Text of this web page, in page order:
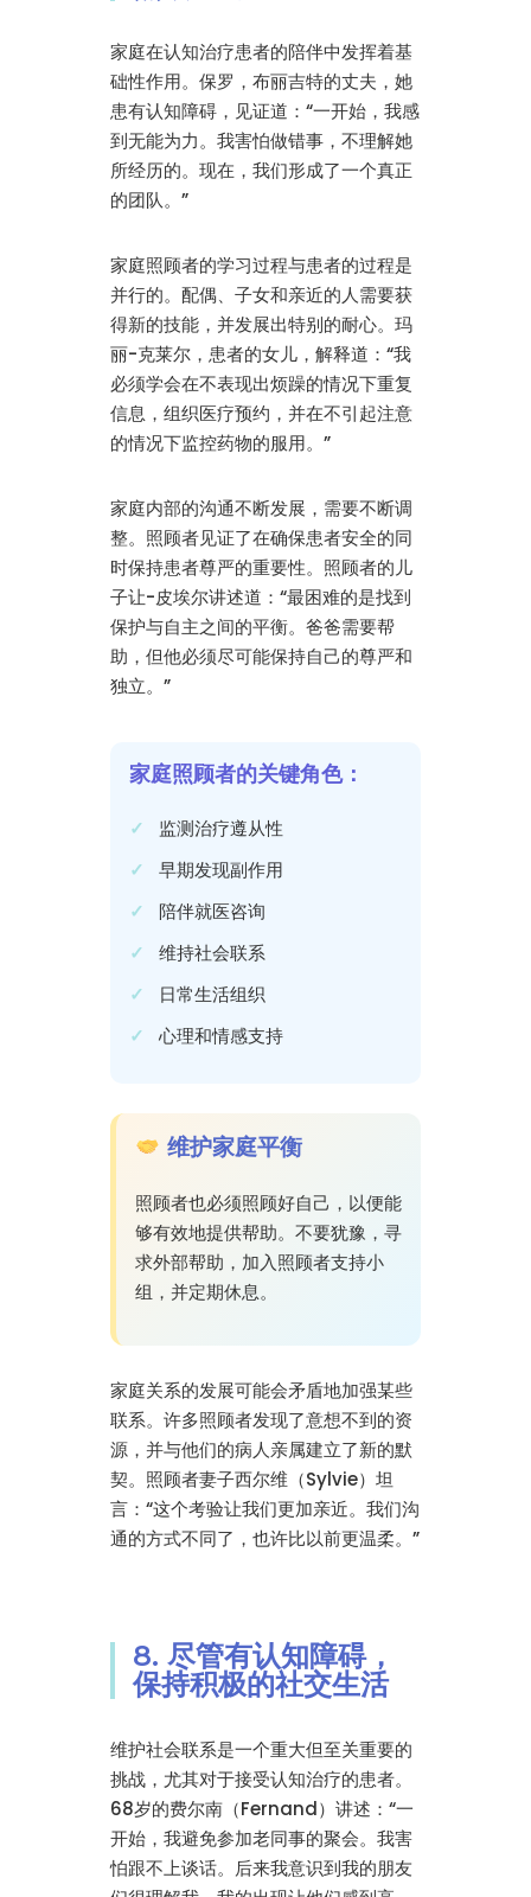
家庭在认知治疗患者的陪伴中发挥着基
础性作用。保罗，布丽吉特的丈夫，她
患有认知障碍，见证道：“一开始，我感
到无能为力。我害怕做错事，不理解她
所经历的。现在，我们形成了一个真正
的团队。”
家庭照顾者的学习过程与患者的过程是
并行的。配偶、子女和亲近的人需要获
得新的技能，并发展出特别的耐心。玛
丽-克莱尔，患者的女儿，解释道：“我
必须学会在不表现出烦躁的情况下重复
信息，组织医疗预约，并在不引起注意
的情况下监控药物的服用。”
家庭内部的沟通不断发展，需要不断调
整。照顾者见证了在确保患者安全的同
时保持患者尊严的重要性。照顾者的儿
子让-皮埃尔讲述道：“最困难的是找到
保护与自主之间的平衡。爸爸需要帮
助，但他必须尽可能保持自己的尊严和
独立。”
家庭照顾者的关键角色：
监测治疗遵从性
早期发现副作用
陪伴就医咨询
维持社会联系
日常生活组织
心理和情感支持
维护家庭平衡
照顾者也必须照顾好自己，以便能
够有效地提供帮助。不要犹豫，寻
求外部帮助，加入照顾者支持小
组，并定期休息。
家庭关系的发展可能会矛盾地加强某些
联系。许多照顾者发现了意想不到的资
源，并与他们的病人亲属建立了新的默
契。照顾者妻子西尔维（Sylvie）坦
言：“这个考验让我们更加亲近。我们沟
通的方式不同了，也许比以前更温柔。”
8. 尽管有认知障碍，
保持积极的社交生活
维护社会联系是一个重大但至关重要的
挑战，尤其对于接受认知治疗的患者。
68岁的费尔南（Fernand）讲述：“一
开始，我避免参加老同事的聚会。我害
怕跟不上谈话。后来我意识到我的朋友